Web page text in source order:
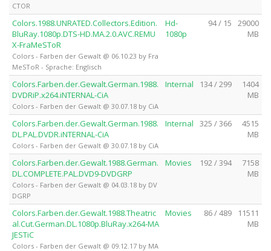
CTOR
Colors.1988.UNRATED.Collectors.Edition.
BluRay.1080p.DTS-HD.MA.2.0.AVC.REMU
X-FraMeSToR
Colors - Farben der Gewalt @ 06.10.23 by Fra
MeSToR - Sprache: Englisch
Hd-
1080p
94 / 15
29000
MB
Colors.Farben.der.Gewalt.German.1988.
DVDRiP.x264.iNTERNAL-CiA
Colors - Farben der Gewalt @ 30.07.18 by CiA
Internal 134 / 299
1404
MB
Colors.Farben.der.Gewalt.German.1988.
DL.PAL.DVDR.iNTERNAL-CiA
Colors - Farben der Gewalt @ 30.07.18 by CiA
Internal 325 / 366
4515
MB
Colors.Farben.der.Gewalt.1988.German.
DL.COMPLETE.PAL.DVD9-DVDGRP
Colors - Farben der Gewalt @ 04.03.18 by DV
DGRP
Movies 192 / 394
7158
MB
Colors.Farben.der.Gewalt.1988.Theatric
al.Cut.German.DL.1080p.BluRay.x264-MA
JESTiC
Colors - Farben der Gewalt @ 09.12.17 by MA
Movies 86 / 489
11511
MB